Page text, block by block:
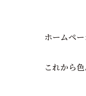
ホームペ
これから